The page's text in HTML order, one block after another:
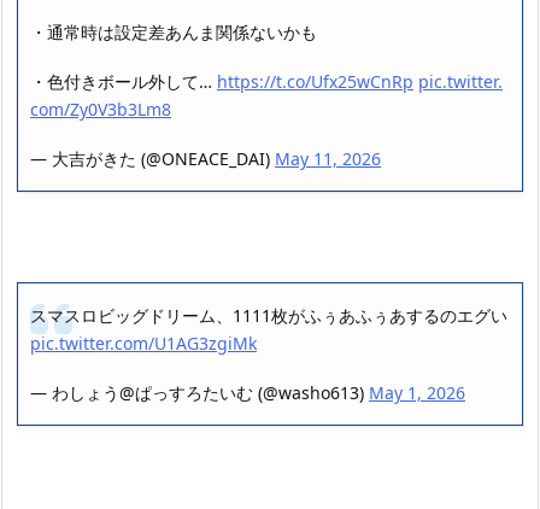
・通常時は設定差あんま関係ないかも
・色付きボール外して… https://t.co/Ufx25wCnRp pic.twitter.
com/Zy0V3b3Lm8
— 大吉がきた (@ONEACE_DAI) May 11, 2026
スマスロビッグドリーム、1111枚がふぅあふぅあするのエグい
pic.twitter.com/U1AG3zgiMk
— わしょう@ぱっすろたいむ (@washo613) May 1, 2026